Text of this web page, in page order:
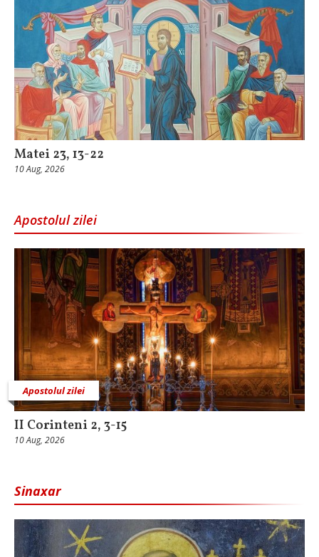
Matei 23, 13-22
10 Aug, 2026
Apostolul zilei
Apostolul zilei
II Corinteni 2, 3-15
10 Aug, 2026
Sinaxar